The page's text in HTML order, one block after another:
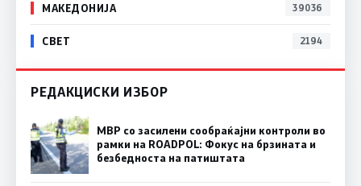
МАКЕДОНИЈА 39036
СВЕТ 2194
РЕДАКЦИСКИ ИЗБОР
МВР со засилени сообраќајни контроли во
рамки на ROADPOL: Фокус на брзината и
безбедноста на патиштата